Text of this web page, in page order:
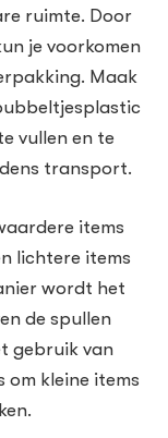
ruimte. Door
je voorkomen
Maak
vullen en te
transport.
items
lichtere items
wordt het
de spullen
gebruik van
om kleine items